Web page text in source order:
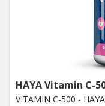
HAYA Vitamin C-
VITAMIN C-500 -